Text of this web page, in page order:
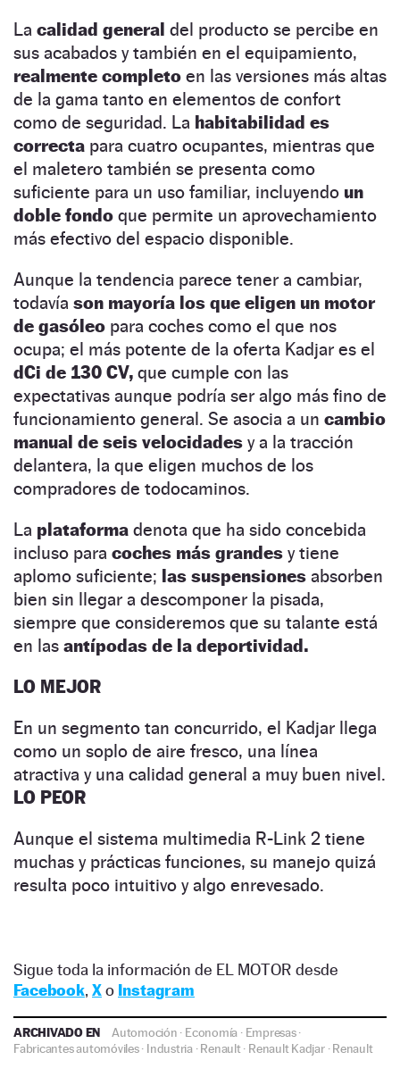
La calidad general del producto se percibe en
sus acabados y también en el equipamiento,
realmente completo en las versiones más altas
de la gama tanto en elementos de confort
como de seguridad. La habitabilidad es
correcta para cuatro ocupantes, mientras que
el maletero también se presenta como
suficiente para un uso familiar, incluyendo un
doble fondo que permite un aprovechamiento
más efectivo del espacio disponible.
Aunque la tendencia parece tener a cambiar,
todavía son mayoría los que eligen un motor
de gasóleo para coches como el que nos
ocupa; el más potente de la oferta Kadjar es el
dCi de 130 CV, que cumple con las
expectativas aunque podría ser algo más fino de
funcionamiento general. Se asocia a un cambio
manual de seis velocidades y a la tracción
delantera, la que eligen muchos de los
compradores de todocaminos.
La plataforma denota que ha sido concebida
incluso para coches más grandes y tiene
aplomo suficiente; las suspensiones absorben
bien sin llegar a descomponer la pisada,
siempre que consideremos que su talante está
en las antípodas de la deportividad.
LO MEJOR
En un segmento tan concurrido, el Kadjar llega
como un soplo de aire fresco, una línea
atractiva y una calidad general a muy buen nivel.
LO PEOR
Aunque el sistema multimedia R-Link 2 tiene
muchas y prácticas funciones, su manejo quizá
resulta poco intuitivo y algo enrevesado.
Sigue toda la información de EL MOTOR desde
Facebook, Xo Instagram
ARCHIVADO EN Automoción · Economía · Empresas·
Fabricantes automóviles· Industria·Renault· Renault Kadjar·Renault